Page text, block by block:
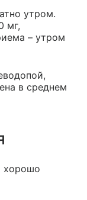
утром.
мг,
– утром
в среднем
хорошо